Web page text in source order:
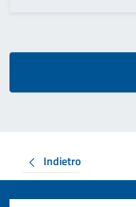
Indietro